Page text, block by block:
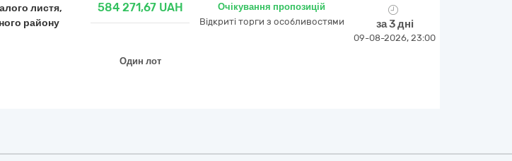
листя,
району
584 271,67 UAH
Один лот
Очікування пропозицій
Відкриті торги з особливостями
за 3 дні
09-08-2026, 23:00